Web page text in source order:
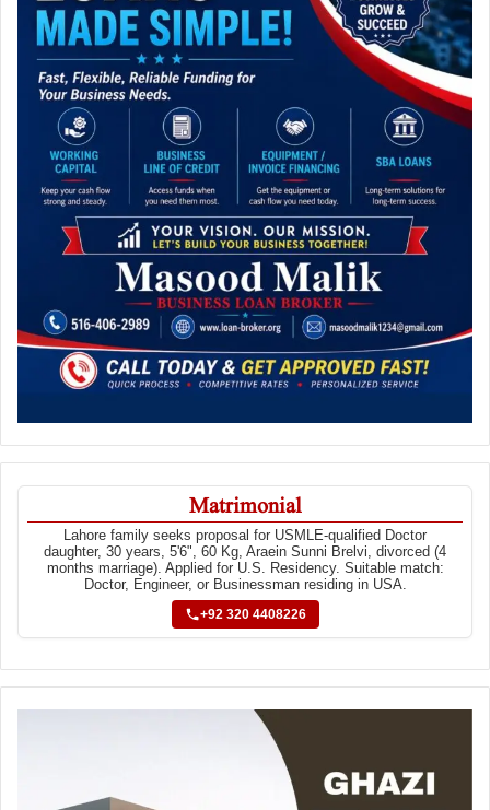
Matrimonial
Lahore family seeks proposal for USMLE-qualified Doctor
daughter, 30 years, 5'6", 60 Kg, Araein Sunni Brelvi, divorced (4
months marriage). Applied for U.S. Residency. Suitable match:
Doctor, Engineer, or Businessman residing in USA.
+92 320 4408226